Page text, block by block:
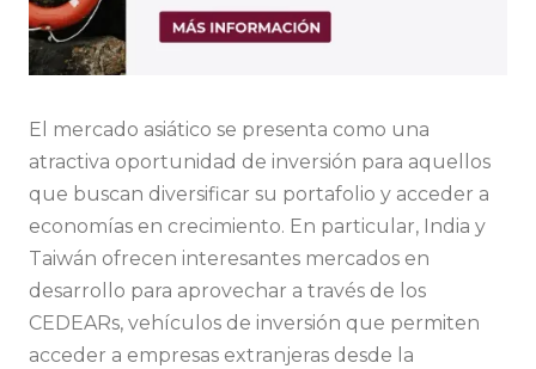
El mercado asiático se presenta como una
atractiva oportunidad de inversión para aquellos
que buscan diversificar su portafolio y acceder a
economías en crecimiento. En particular, India y
Taiwán ofrecen interesantes mercados en
desarrollo para aprovechar a través de los
CEDEARs, vehículos de inversión que permiten
acceder a empresas extranjeras desde la